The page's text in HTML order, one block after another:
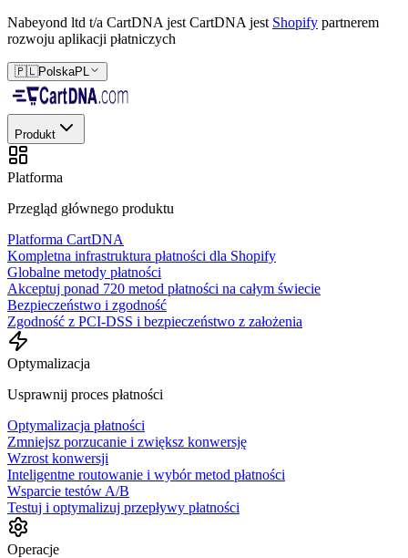
Nabeyond ltd t/a CartDNA jest CartDNA jest Shopify partnerem
rozwoju aplikacji płatniczych
🇵🇱PolskaPL
Produkt
Platforma
Przegląd głównego produktu
Platforma CartDNA
Kompletna infrastruktura płatności dla Shopify
Globalne metody płatności
Akceptuj ponad 720 metod płatności na całym świecie
Bezpieczeństwo i zgodność
Zgodność z PCI-DSS i bezpieczeństwo z założenia
Optymalizacja
Usprawnij proces płatności
Optymalizacja płatności
Zmniejsz porzucanie i zwiększ konwersję
Wzrost konwersji
Inteligentne routowanie i wybór metod płatności
Wsparcie testów A/B
Testuj i optymalizuj przepływy płatności
Operacje